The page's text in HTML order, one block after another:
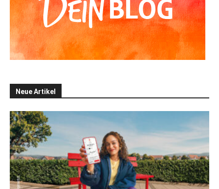
Neue Artikel